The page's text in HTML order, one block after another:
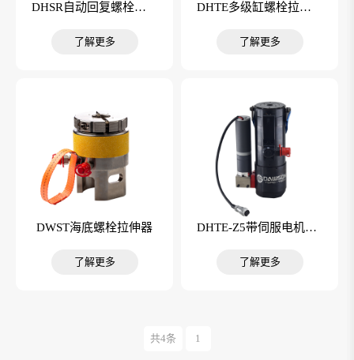
DHSR自动回复螺栓拉伸器
了解更多
DHTE多级缸螺栓拉伸器
了解更多
DWST海底螺栓拉伸器
了解更多
DHTE-Z5带伺服电机的拉伸器
了解更多
共4条 1